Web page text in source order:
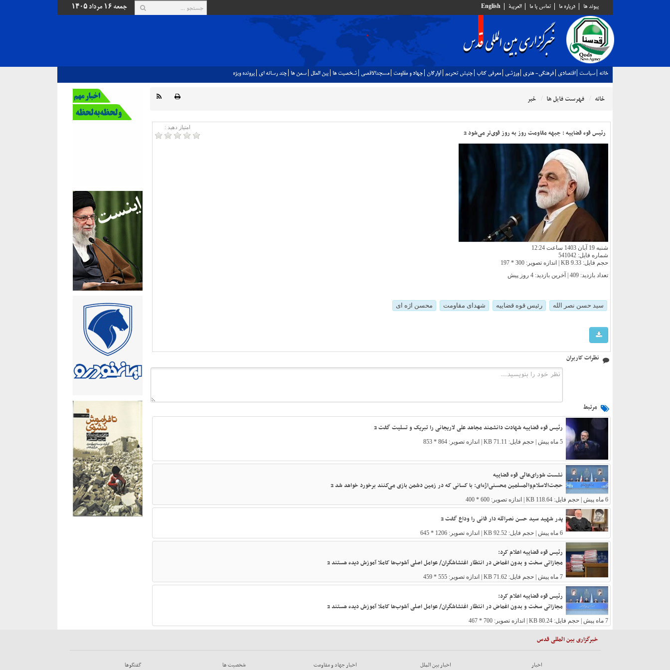
پيوند ها درباره ما تماس با ما العربية English جمعه ۱۶ مرداد ۱۴۰۵
خانه سياست اقتصادي فرهنگي- هنري ورزشي معرفي كتاب جنبش تحريم آوارگان جهاد و مقاومت مسجدالاقصي شخصيت ها بين الملل سمن ها چند رسانه اي پرونده ويژه
خانه فهرست فایل ها خبر
امتیاز دهید :
رئیس قوه قضاییه : جبهه مقاومت روز به روز قوی‌تر می‌شود 2
شنبه 19 آبان 1403 ساعت 12:24
شماره فایل: 541042
حجم فایل: 9.33 KB | اندازه تصویر: 300 * 197
تعداد بازدید: 409 | آخرین بازدید:
4 روز پیش
سید حسن نصر الله رئیس قوه قضاییه شهدای مقاومت محسن اژه ای
نظرات کاربران
مرتبط
رئیس قوه قضاییه شهادت دانشمند مجاهد علی لاریجانی را تبریک و تسلیت گفت 2
5 ماه پیش | حجم فایل: 71.11 KB | اندازه تصویر: 864 * 853
نشست شورای‌عالی قوه قضاییه
حجت‌الاسلام‌والمسلمین محسنی‌اژه‌ای: با کسانی که در زمین دشمن بازی می‌کنند برخورد خواهد شد 2
6 ماه پیش | حجم فایل: 118.64 KB | اندازه تصویر: 600 * 400
پدر شهید سید حسن نصرالله دار فانی را وداع گفت 2
6 ماه پیش | حجم فایل: 92.52 KB | اندازه تصویر: 1206 * 645
رئیس قوه قضاییه اعلام کرد:
مجازاتی سخت و بدون اغماض در انتظار اغتشاشگران/ عوامل اصلی آشوب‌ها کاملا آموزش دیده هستند 2
7 ماه پیش | حجم فایل: 71.62 KB | اندازه تصویر: 555 * 459
رئیس قوه قضاییه اعلام کرد:
مجازاتی سخت و بدون اغماض در انتظار اغتشاشگران/ عوامل اصلی آشوب‌ها کاملا آموزش دیده هستند 2
7 ماه پیش | حجم فایل: 80.24 KB | اندازه تصویر: 700 * 467
خبرگزاری بین المللی قدس
اخبار اخبار بين الملل اخبار جهاد و مقاومت شخصيت ها گفتگوها